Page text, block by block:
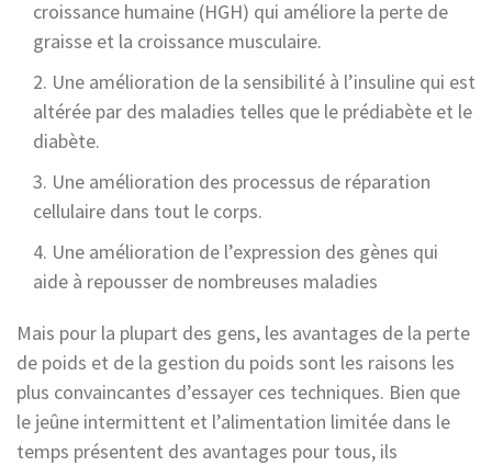
croissance humaine (HGH) qui améliore la perte de
graisse et la croissance musculaire.
Une amélioration de la sensibilité à l’insuline qui est
altérée par des maladies telles que le prédiabète et le
diabète.
Une amélioration des processus de réparation
cellulaire dans tout le corps.
Une amélioration de l’expression des gènes qui
aide à repousser de nombreuses maladies
Mais pour la plupart des gens, les avantages de la perte
de poids et de la gestion du poids sont les raisons les
plus convaincantes d’essayer ces techniques. Bien que
le jeûne intermittent et l’alimentation limitée dans le
temps présentent des avantages pour tous, ils